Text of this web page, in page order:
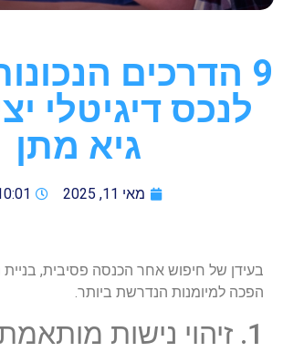
9 הדרכים
לנכס דיגיטלי
גיא מתן
מאי 11, 2025
בעידן של חיפוש אחר הכנסה פסיבית, בניית
הפכה למיומנות הנדרשת ביותר.
1. זיהוי נישות מותאמת